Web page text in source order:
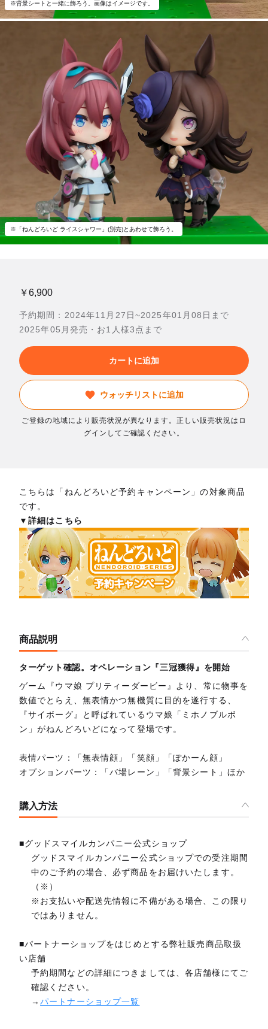
※背景シートと一緒に飾ろう。画像はイメージです。
※「ねんどろいど ライスシャワー」(別売)とあわせて飾ろう。
￥6,900
予約期間：2024年11月27日~2025年01月08日まで
2025年05月発売・お1人様3点まで
カートに追加
ウォッチリストに追加
ご登録の地域により販売状況が異なります。正しい販売状況はロ
グインしてご確認ください。
こちらは「ねんどろいど予約キャンペーン」の対象商品
です。
▼詳細はこちら
商品説明
ターゲット確認。オペレーション『三冠獲得』を開始
ゲーム『ウマ娘 プリティーダービー』より、常に物事を
数値でとらえ、無表情かつ無機質に目的を遂行する、
『サイボーグ』と呼ばれているウマ娘「ミホノブルボ
ン」がねんどろいどになって登場です。
表情パーツ：「無表情顔」「笑顔」「ぽかーん顔」
オプションパーツ：「バ場レーン」「背景シート」ほか
購入方法
■グッドスマイルカンパニー公式ショップ
グッドスマイルカンパニー公式ショップでの受注期間
中のご予約の場合、必ず商品をお届けいたします。
（※）
※お支払いや配送先情報に不備がある場合、この限り
ではありません。
■パートナーショップをはじめとする弊社販売商品取扱
い店舗
予約期間などの詳細につきましては、各店舗様にてご
確認ください。
→パートナーショップ一覧